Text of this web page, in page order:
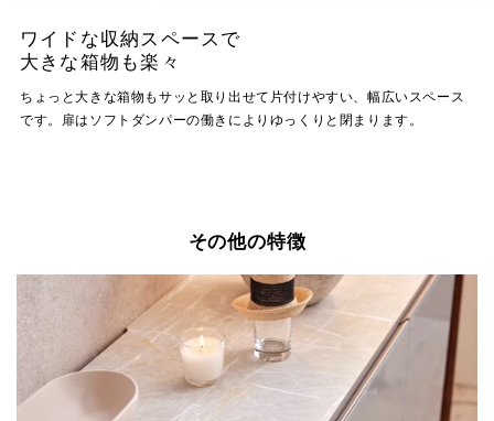
ワイドな収納スペースで
大きな箱物も楽々
ちょっと大きな箱物もサッと取り出せて片付けやすい、幅広いスペース
です。扉はソフトダンパーの働きによりゆっくりと閉まります。
その他の特徴